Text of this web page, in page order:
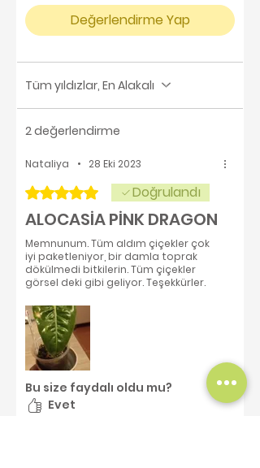
Değerlendirme Yap
Tüm yıldızlar, En Alakalı
2 değerlendirme
Nataliya •
28 Eki 2023
5 üzerinden 5 yıldızDoğrulandı
ALOCASİA PİNK DRAGON
Memnunum. Tüm aldım çiçekler çok
iyi paketleniyor, bir damla toprak
dökülmedi bitkilerin. Tüm çiçekler
görsel deki gibi geliyor. Teşekkürler.
Bu size faydalı oldu mu?
Evet